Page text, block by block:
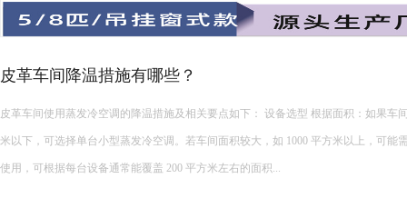
皮革车间降温措施有哪些？
皮革车间使用蒸发冷空调的降温措施及相关要点如下： 设备选型 根据面积：如果车间面积较小，如 200 平方
米以下，可选择单台小型蒸发冷空调。若车间面积较大，如 1000 平方米以上，可能
使用，可根据每台设备通常能覆盖 200 平方米左右的面积...